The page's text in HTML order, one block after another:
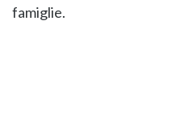
famiglie.